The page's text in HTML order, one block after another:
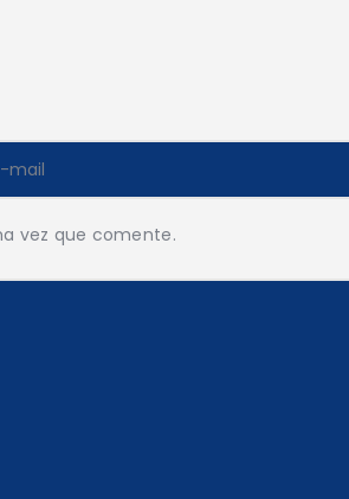
vez que comente.